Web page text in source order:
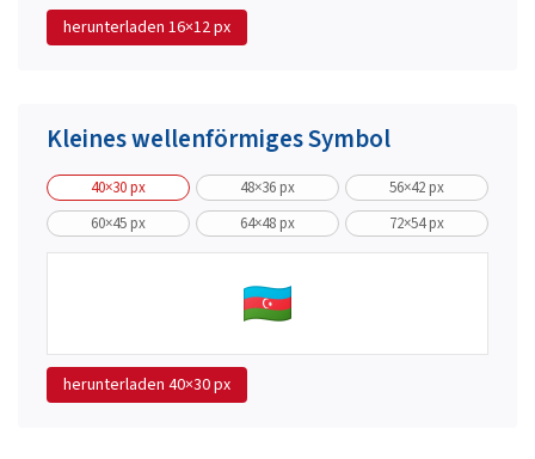
herunterladen 16×12 px
Kleines wellenförmiges Symbol
40×30 px 48×36 px
56×42 px
60×45 px
64×48 px 72×54 px
herunterladen 40×30 px